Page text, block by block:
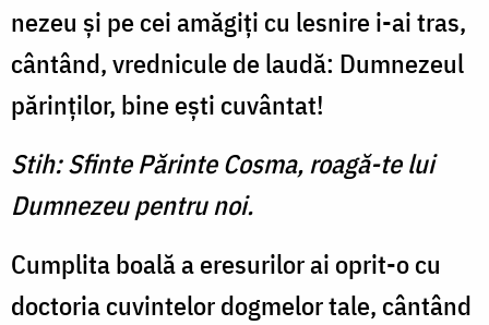
nezeu şi pe cei amăgiţi cu lesnire i-ai tras,
cântând, vrednicule de laudă: Dumnezeul
pă­rinţilor, bine eşti cuvântat!
Stih: Sfinte Părinte Cosma, roagă-te lui
Dumnezeu pentru noi.
Cumplita boală a eresurilor ai oprit-o cu
doctoria cuvintelor dogmelor tale, cântând